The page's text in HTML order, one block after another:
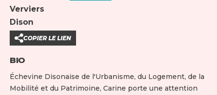
Verviers
Dison
COPIER LE LIEN
BIO
Échevine Disonaise de l'Urbanisme, du Logement, de la
Mobilité et du Patrimoine, Carine porte une attention